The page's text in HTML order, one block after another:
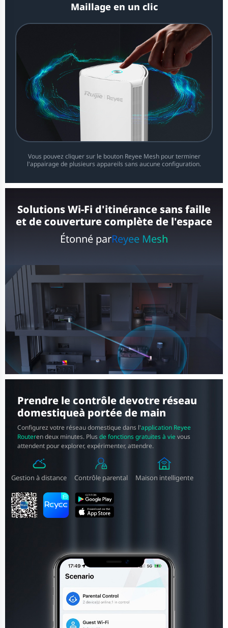
Maillage en un clic
Vous pouvez cliquer sur le bouton Reyee Mesh pour terminer
l'appairage de plusieurs appareils sans aucune configuration.
Solutions Wi-Fi d'itinérance sans faille
et de couverture complète de l'espace
Étonné parReyee Mesh
Prendre le contrôle devotre réseau
domestiqueà portée de main
Configurez votre réseau domestique dans l'application Reyee
Routeren deux minutes. Plus de fonctions gratuites à vievous
attendent pour explorer, expérimenter, attendre.
Gestion à distance Contrôle parental Maison intelligente